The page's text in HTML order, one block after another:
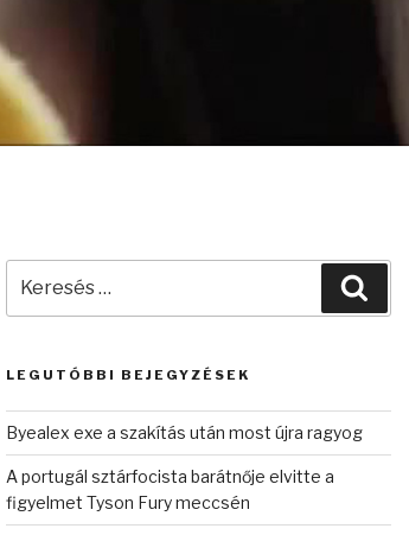
következő
LEGUTÓBBI BEJEGYZÉSEK
Byealex exe a szakítás után most újra ragyog
A portugál sztárfocista barátnője elvitte a
figyelmet Tyson Fury meccsén